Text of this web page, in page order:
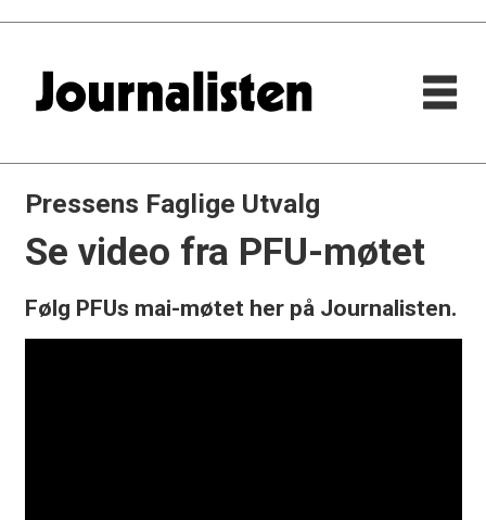
Pressens Faglige Utvalg
Se video fra PFU-møtet
Følg PFUs mai-møtet her på Journalisten.